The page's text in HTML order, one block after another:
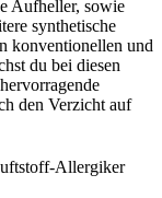
Aufheller, sowie
synthetische
konventionellen und
du bei diesen
den Verzicht auf
Allergiker